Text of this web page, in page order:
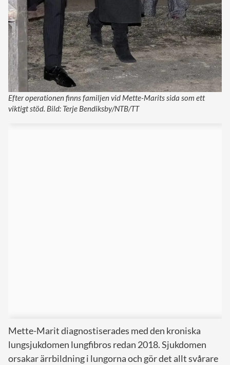
Efter operationen finns familjen vid Mette-Marits sida som ett
viktigt stöd. Bild: Terje Bendiksby/NTB/TT
Mette-Marit diagnostiserades med den kroniska
lungsjukdomen lungfibros redan 2018. Sjukdomen
orsakar ärrbildning i lungorna och gör det allt svårare